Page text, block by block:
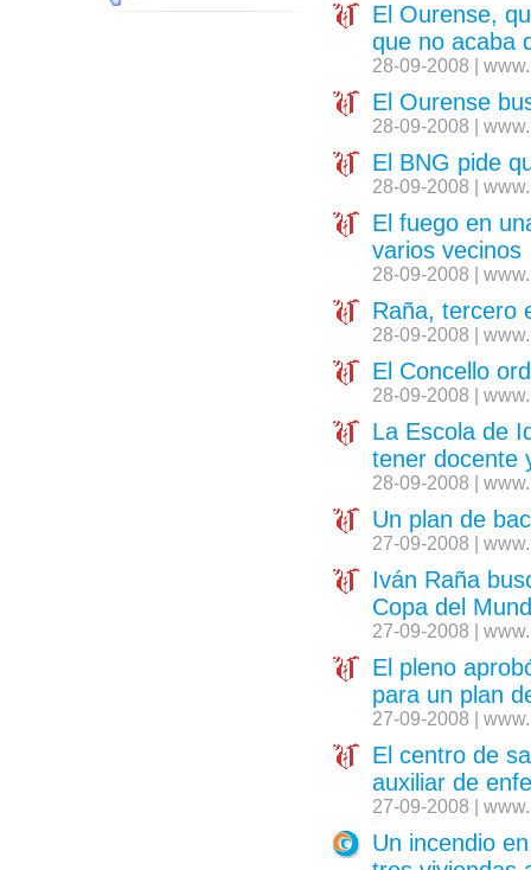
El Ourense,
que no acaba
28-09-2008 |
El Ourense
28-09-2008 |
El BNG pide
28-09-2008 |
El fuego en
varios vecinos
28-09-2008 |
Raña, tercero
28-09-2008 |
El Concello
28-09-2008 |
La Escola de
tener docente
28-09-2008 |
Un plan de
27-09-2008 |
Iván Raña
Copa del
27-09-2008 |
El pleno
para un plan
27-09-2008 |
El centro de
auxiliar de
27-09-2008 |
Un incendio